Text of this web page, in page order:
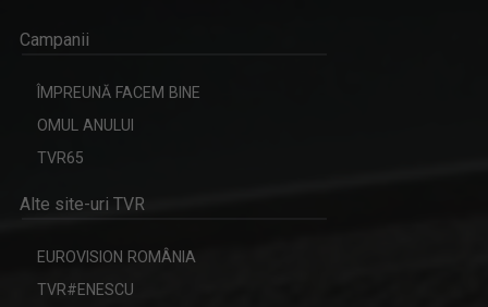
Campanii
ÎMPREUNĂ FACEM BINE
OMUL ANULUI
TVR65
Alte site-uri TVR
EUROVISION ROMÂNIA
TVR#ENESCU